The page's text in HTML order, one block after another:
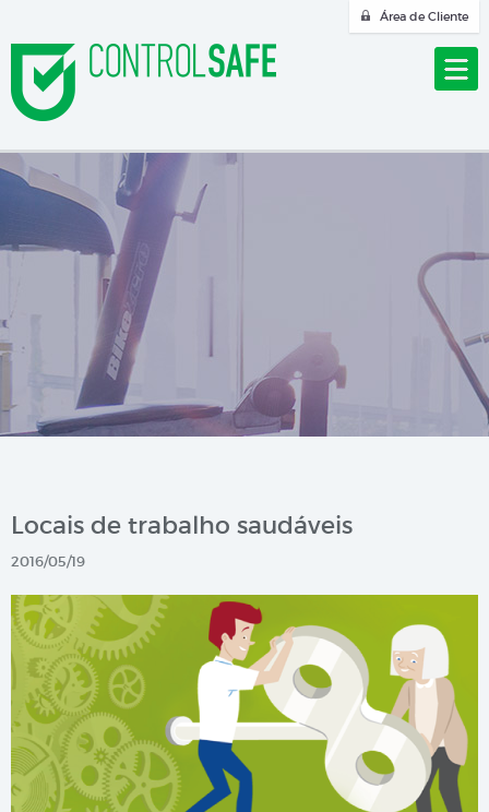
Área de Cliente
Locais de trabalho saudáveis
2016/05/19